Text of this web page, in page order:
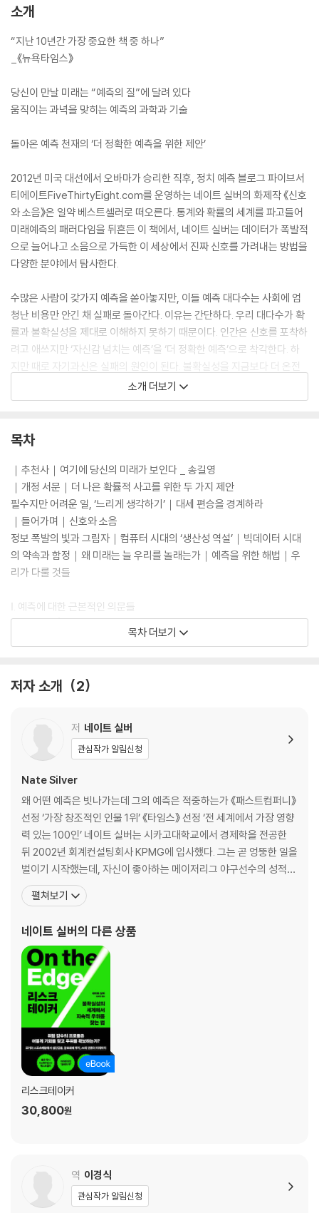
소개
“지난 10년간 가장 중요한 책 중 하나”
_《뉴욕타임스》
당신이 만날 미래는 “예측의 질”에 달려 있다
움직이는 과녁을 맞히는 예측의 과학과 기술
돌아온 예측 천재의 ‘더 정확한 예측을 위한 제안’
2012년 미국 대선에서 오바마가 승리한 직후, 정치 예측 블로그 파이브서
티에이트FiveThirtyEight.com를 운영하는 네이트 실버의 화제작 《신호
와 소음》은 일약 베스트셀러로 떠오른다. 통계와 확률의 세계를 파고들어
미래예측의 패러다임을 뒤흔든 이 책에서, 네이트 실버는 데이터가 폭발적
으로 늘어나고 소음으로 가득한 이 세상에서 진짜 신호를 가려내는 방법을
다양한 분야에서 탐사한다.
수많은 사람이 갖가지 예측을 쏟아놓지만, 이들 예측 대다수는 사회에 엄
청난 비용만 안긴 채 실패로 돌아간다. 이유는 간단하다. 우리 대다수가 확
률과 불확실성을 제대로 이해하지 못하기 때문이다. 인간은 신호를 포착하
려고 애쓰지만 ‘자신감 넘치는 예측’을 ‘더 정확한 예측’으로 착각한다. 하
지만 때로 자기과신은 실패의 원인이 된다. 불확실성을 지금보다 더 온전
하게 이해한다면, 우리의 예측은 한결 정확해질 것이다. 족집게 같은 예측
을 선보이며 ‘예측의 천재’로 급부상한 네이트 실버도 2016년 트럼프의 대
매체나 조사기관에 비해 트럼프의 당선 가능성을 상대적으로 높게(28.
적인 반전을 결정적으로 내다보지는 못했다. 이번 개정판의 서문에는 당시
의 과정과 더불어 본격적인 팬데믹의 시기에 예측 전문가로서 갖는 소회와
성찰, 각오가 드러나 있다.
2020년에 이르러 전 세계를 휩쓴 코로나19 팬데믹을 목도하며, 실버는 다
시 한번 뼈아프게 《신호와 소음》 초판에 담았던 예의 질문을 던진다. “전문
가의 예측은 왜 이토록 자주 빗나가며, 어떻게 하면 좀 더 신뢰할 수 있는
요한 것으로 ‘느리게 생각하기thinking slow’와 ‘대세 편승을 경계하기’라
는 두 가지 역량을 꼽는다. 예측은 역설적이다. 자신의 예측 능력을 겸손하
게 생각하면 할수록, 그리고 자기가 저지르는 실수에서 기꺼이 더 많은 것
다시 한번 강조한다.
분명하게 밝히지만 내가 이 책에서 주장하려는 것은 누군가가 나서서 코로
나19가 전 세계적인 팬데믹 재앙이 될 것임을 여러 달 전에 예측했어야 한
다거나 트럼프의 승리가 확실하다고 예측했어야 한다는 게 아니다. 매우
중요한 결과가 빚어질 일들이 일어날 가능성이 상당히 높은데도 이런 리스
크들이 거의 대부분 무시되고 만다는 것이 내가 주장하려는 점이다. 이렇
게 되는 이유가 뭘까?
소개 더보기
목차
｜추천사｜여기에 당신의 미래가 보인다 _ 송길영
｜개정 서문｜더 나은 확률적 사고를 위한 두 가지 제안
필수지만 어려운 일, ‘느리게 생각하기’｜대세 편승을 경계하라
｜들어가며｜신호와 소음
정보 폭발의 빛과 그림자｜컴퓨터 시대의 ‘생산성 역설’｜빅데이터 시대
의 약속과 함정｜왜 미래는 늘 우리를 놀래는가｜예측을 위한 해법｜우
리가 다룰 것들
Ⅰ. 예측에 대한 근본적인 의문들
1. 금융위기│경제 붕괴를 둘러싼 예측의 대실패
불행에 관한 최악의 예측｜“그들은 음악이 멈추길 바라지 않았던 거
‘탐욕’의 새 이름｜3막: 파멸, 새로운 상황이 펼쳐지다｜네 가지 예측 실패
2. 정치│내가 선거 결과를 맞힌 비법
정치학자들은 TV에 나오는 전문가 패널들보다 나을까?｜더 나은 예측을
위한 올바른 태도: 여우가 돼라｜왜 고슴도치는 TV 패널로 더 환영받을
까?｜엉터리 예측이 횡행하는 이유｜정치 예측에 뛰어들다｜여우의 원
칙 1: 확률적으로 생각하라｜여우의 원칙 2: 날마다 새로운 예측을 하라｜
여우의 원칙 3: 합의를 구하라｜‘마법의 탄환’식 예측을 믿지 마라｜질적
정보에 가중치를 두는 방법｜객관적이 되기는 쉽지 않다
3. 야구│야구 경기는 왜 모든 ‘예측’의 모델이 되는가
곡선: 그 선수는 언제까지 뛸 수 있을까｜‘계산기’와 ‘직감’의 싸움｜페코
타 대 스카우터: 스카우터 승｜보이지 않는 요소｜빨리 달리고 세게 던진
다고 이기는 건 아니다｜게임의 이름은 ‘정보’｜페드로이아의 미래가 어
두웠던 이유｜그리고 그는 어떻게 역경을 이겨냈나｜머니볼의 진정한 교
훈과 야구의 미래
Ⅱ. 움직이는 과녁을 맞혀라!
4. 기상│예측의 성공 스토리, 기상 예보의 진전
슈퍼컴퓨터는 정말 쓸모가 있을까｜기상 예보의 아주 간략한 역사｜매트
릭스, 새로운 기상 예측법의 탄생｜토네이도와 농구 선수의 공통점｜사
람의 눈은 아직 중요하다｜기상청의 성공과 민간업체의 도전｜더 나은 예
측은 어떻게 만들어지는가?｜경쟁이 예측을 더 엉망으로 만들 때｜오차
5. 지진│필사적으로, 신호를 찾아서
발밑이 흔들릴 때 우리가 하는 일｜마법의 두꺼비와 성배 찾기｜지진은
어떻게 움직이는가: 멱법칙 분포｜소음 속에서 우리를 유혹하는 신호｜
목차 더보기
저자 소개 2
저 네이트 실버
관심작가 알림신청
Nate Silver
왜 어떤 예측은 빗나가는데 그의 예측은 적중하는가 《패스트컴퍼니》
선정 ‘가장 창조적인 인물 1위’ 《타임스》 선정 ‘전 세계에서 가장 영향
력 있는 100인’ 네이트 실버는 시카고대학교에서 경제학을 전공한
뒤 2002년 회계컨설팅회사 KPMG에 입사했다. 그는 곧 엉뚱한 일을
벌이기 시작했는데, 자신이 좋아하는 메이저리그 야구선수의 성적을
예측하는 시스템인 페코타PECOTA를 개발한 것이다. 놀라운 적중
률로 명성을 얻은 실버는 카지노에서 통계 확률 기법을 전략적으로
서 수십만 달러를 긁어모으고는,
펼쳐보기
네이트 실버의 다른 상품
리스크테이커
30,800원
역 이경식
관심작가 알림신청